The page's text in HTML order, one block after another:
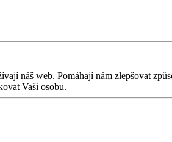
náš web. Pomáhají nám zlepšovat
Vaši osobu.